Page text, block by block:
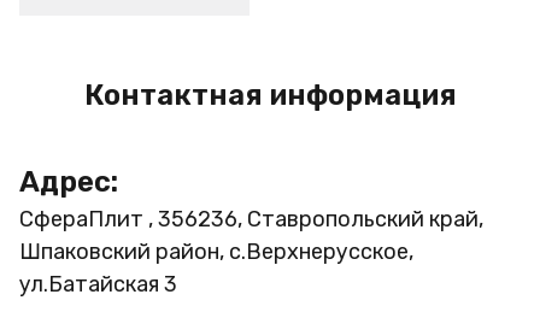
Контактная информация
Адрес:
СфераПлит , 356236, Ставропольский край,
Шпаковский район, с.Верхнерусское,
ул.Батайская 3